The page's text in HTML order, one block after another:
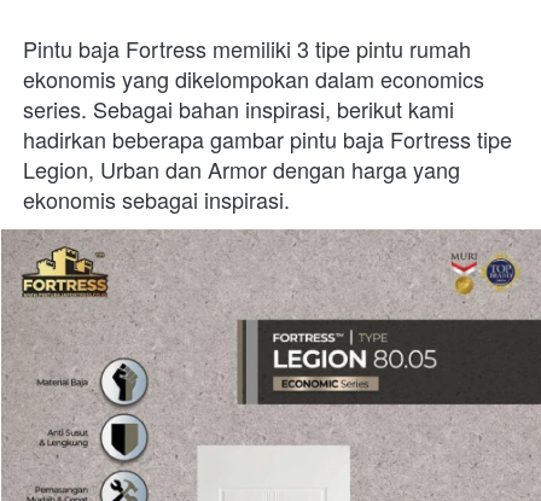
Pintu baja Fortress memiliki 3 tipe pintu rumah
ekonomis yang dikelompokan dalam economics
series. Sebagai bahan inspirasi, berikut kami
hadirkan beberapa gambar pintu baja Fortress tipe
Legion, Urban dan Armor dengan harga yang
ekonomis sebagai inspirasi.